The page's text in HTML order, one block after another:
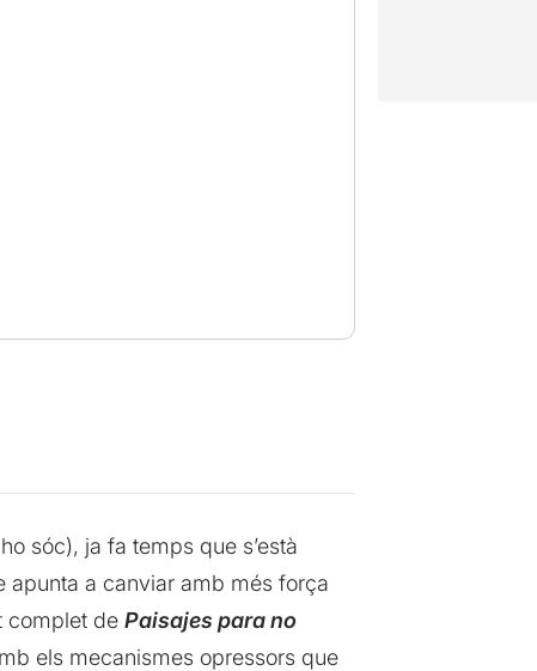
sóc), ja fa temps que s’està
apunta a canviar amb més força
complet de Paisajes para no
els mecanismes opressors que